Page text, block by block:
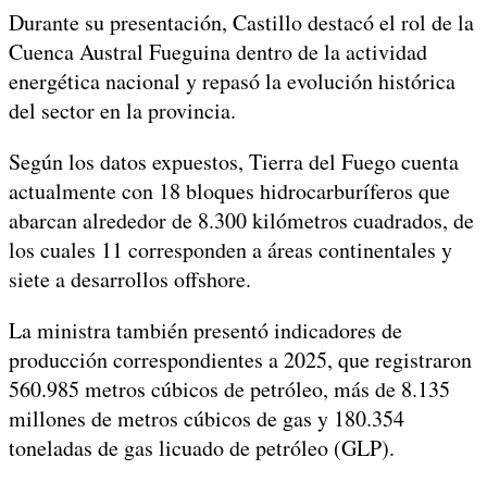
Durante su presentación, Castillo destacó el rol de la
Cuenca Austral Fueguina dentro de la actividad
energética nacional y repasó la evolución histórica
del sector en la provincia.
Según los datos expuestos, Tierra del Fuego cuenta
actualmente con 18 bloques hidrocarburíferos que
abarcan alrededor de 8.300 kilómetros cuadrados, de
los cuales 11 corresponden a áreas continentales y
siete a desarrollos offshore.
La ministra también presentó indicadores de
producción correspondientes a 2025, que registraron
560.985 metros cúbicos de petróleo, más de 8.135
millones de metros cúbicos de gas y 180.354
toneladas de gas licuado de petróleo (GLP).